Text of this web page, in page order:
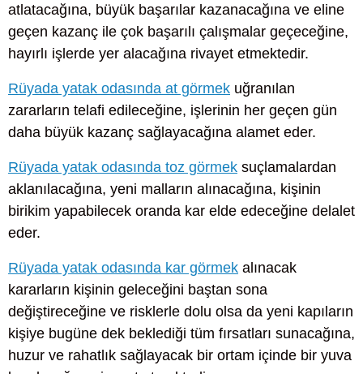
atlatacağına, büyük başarılar kazanacağına ve eline
geçen kazanç ile çok başarılı çalışmalar geçeceğine,
hayırlı işlerde yer alacağına rivayet etmektedir.
Rüyada yatak odasında at görmek uğranılan
zararların telafi edileceğine, işlerinin her geçen gün
daha büyük kazanç sağlayacağına alamet eder.
Rüyada yatak odasında toz görmek suçlamalardan
aklanılacağına, yeni malların alınacağına, kişinin
birikim yapabilecek oranda kar elde edeceğine delalet
eder.
Rüyada yatak odasında kar görmek alınacak
kararların kişinin geleceğini baştan sona
değiştireceğine ve risklerle dolu olsa da yeni kapıların
kişiye bugüne dek beklediği tüm fırsatları sunacağına,
huzur ve rahatlık sağlayacak bir ortam içinde bir yuva